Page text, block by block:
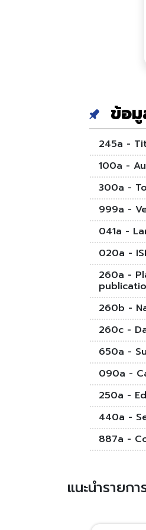
ข้อมู
245a -
100a -
300a -
999a -
041a -
020a -
260a -
260b -
260c -
650a -
090a -
250a -
440a -
887a -
แนะนำรายกา